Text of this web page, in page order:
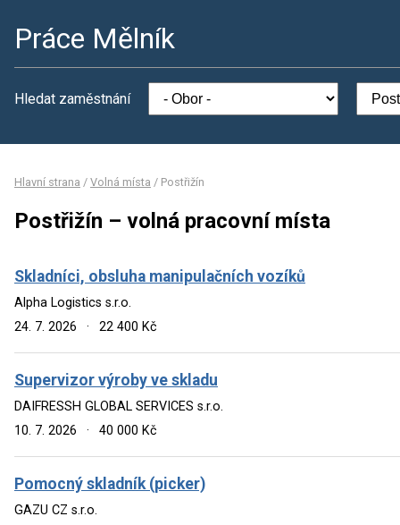
Práce Mělník
Hledat zaměstnání
Hlavní strana / Volná místa / Postřižín
Postřižín – volná pracovní místa
Skladníci, obsluha manipulačních vozíků
Alpha Logistics s.r.o.
24. 7. 2026
· 22 400 Kč
Supervizor výroby ve skladu
DAIFRESSH GLOBAL SERVICES s.r.o.
10. 7. 2026
· 40 000 Kč
Pomocný skladník (picker)
GAZU CZ s.r.o.